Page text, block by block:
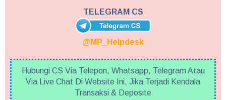
TELEGRAM CS
@MP_Helpdesk
Hubungi CS Via Telepon, Whatsapp, Telegram Atau
Via Live Chat Di Website Ini, Jika Terjadi Kendala
Transaksi & Deposite